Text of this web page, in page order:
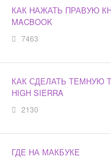
КАК НАЖАТЬ ПРАВУЮ
MACBOOK
7463
КАК СДЕЛАТЬ ТЕМНУЮ
HIGH SIERRA
2130
ГДЕ НА МАКБУКЕ